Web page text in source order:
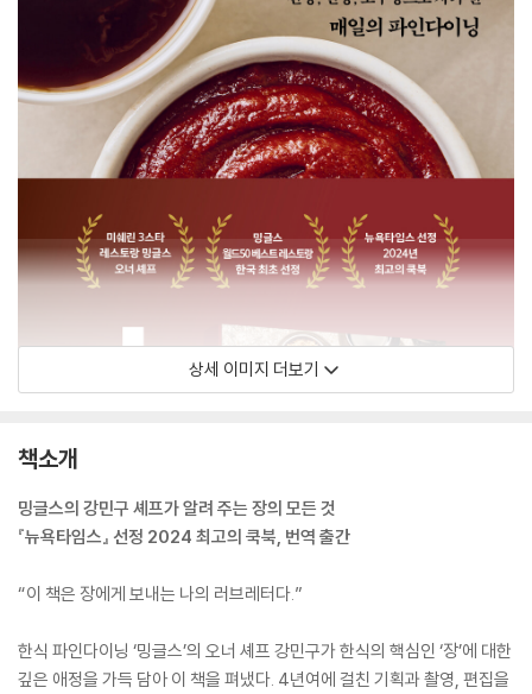
상세 이미지 더보기
책소개
밍글스의 강민구 셰프가 알려 주는 장의 모든 것
『뉴욕타임스』 선정 2024 최고의 쿡북, 번역 출간
“이 책은 장에게 보내는 나의 러브레터다.”
한식 파인다이닝 ‘밍글스’의 오너 셰프 강민구가 한식의 핵심인 ‘장’에 대한
깊은 애정을 가득 담아 이 책을 펴냈다. 4년여에 걸친 기획과 촬영, 편집을